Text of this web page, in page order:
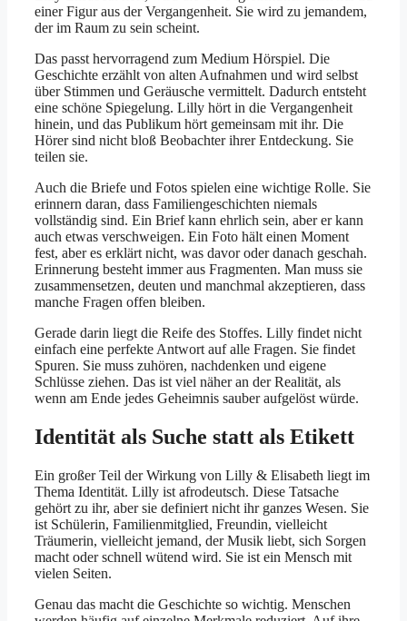
einer Figur aus der Vergangenheit. Sie wird zu jemandem,
der im Raum zu sein scheint.
Das passt hervorragend zum Medium Hörspiel. Die
Geschichte erzählt von alten Aufnahmen und wird selbst
über Stimmen und Geräusche vermittelt. Dadurch entsteht
eine schöne Spiegelung. Lilly hört in die Vergangenheit
hinein, und das Publikum hört gemeinsam mit ihr. Die
Hörer sind nicht bloß Beobachter ihrer Entdeckung. Sie
teilen sie.
Auch die Briefe und Fotos spielen eine wichtige Rolle. Sie
erinnern daran, dass Familiengeschichten niemals
vollständig sind. Ein Brief kann ehrlich sein, aber er kann
auch etwas verschweigen. Ein Foto hält einen Moment
fest, aber es erklärt nicht, was davor oder danach geschah.
Erinnerung besteht immer aus Fragmenten. Man muss sie
zusammensetzen, deuten und manchmal akzeptieren, dass
manche Fragen offen bleiben.
Gerade darin liegt die Reife des Stoffes. Lilly findet nicht
einfach eine perfekte Antwort auf alle Fragen. Sie findet
Spuren. Sie muss zuhören, nachdenken und eigene
Schlüsse ziehen. Das ist viel näher an der Realität, als
wenn am Ende jedes Geheimnis sauber aufgelöst würde.
Identität als Suche statt als Etikett
Ein großer Teil der Wirkung von Lilly & Elisabeth liegt im
Thema Identität. Lilly ist afrodeutsch. Diese Tatsache
gehört zu ihr, aber sie definiert nicht ihr ganzes Wesen. Sie
ist Schülerin, Familienmitglied, Freundin, vielleicht
Träumerin, vielleicht jemand, der Musik liebt, sich Sorgen
macht oder schnell wütend wird. Sie ist ein Mensch mit
vielen Seiten.
Genau das macht die Geschichte so wichtig. Menschen